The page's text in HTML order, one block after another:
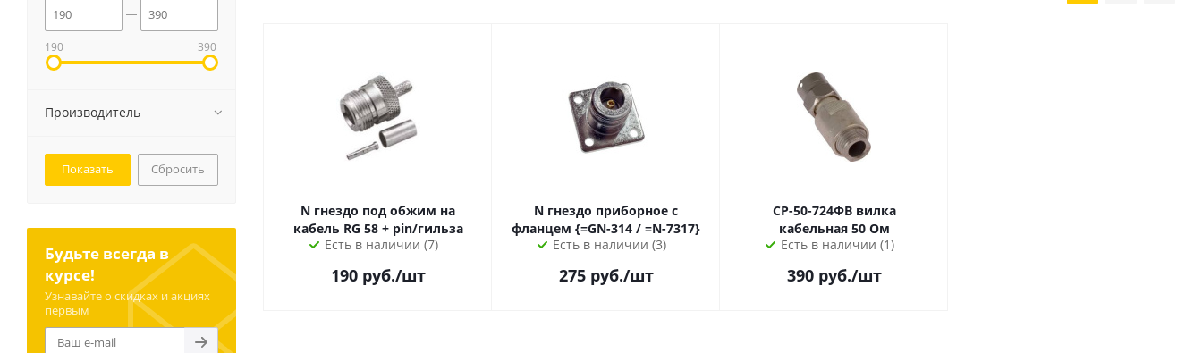
N гнездо под обжим на
кабель RG 58 + pin/гильза
Есть в наличии (7)
190руб./шт
N гнездо приборное с
фланцем {=GN-314 / =N-7317}
Есть в наличии (3)
275руб./шт
СР-50-724ФВ вилка
кабельная 50 Ом
Есть в наличии (1)
390руб./шт
190 390
Производитель
Сбросить
Будьте всегда в
курсе!
Узнавайте о скидках и акциях
первым